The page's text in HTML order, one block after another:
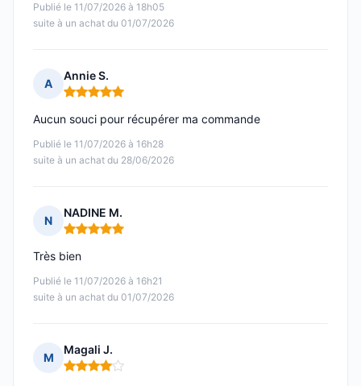
Publié le 11/07/2026 à 18h05
suite à un achat du 01/07/2026
A
Annie S.
Note : 5 sur 5
Publié le 11/07/2026 à 16h28
suite à un achat du 28/06/2026
Aucun souci pour récupérer ma commande
N
NADINE M.
Note : 5 sur 5
Publié le 11/07/2026 à 16h21
suite à un achat du 01/07/2026
Très bien
M
Magali J.
Note : 4 sur 5